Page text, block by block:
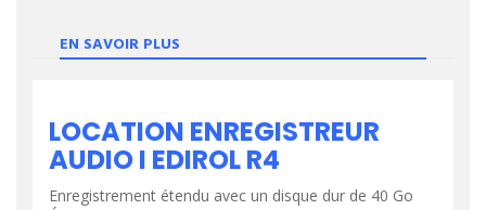
EN SAVOIR PLUS
LOCATION ENREGISTREUR
AUDIO I EDIROL R4
Enregistrement étendu avec un disque dur de 40 Go